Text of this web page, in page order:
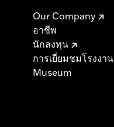
Our Company
อาชีพ
นักลงทุน
การเยี่ยมชมโรงงาน
Museum